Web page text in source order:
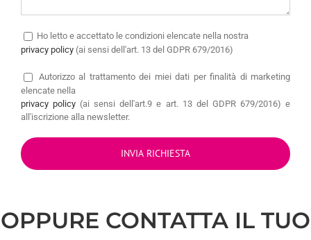
Ho letto e accettato le condizioni elencate nella nostra
privacy policy(ai sensi dell'art. 13 del GDPR 679/2016)
Autorizzo al trattamento dei miei dati per finalità di marketing
elencate nella
privacy policy (ai sensi dell'art.9 e art. 13 del GDPR 679/2016) e
all'iscrizione alla newsletter.
OPPURE CONTATTA IL TUO